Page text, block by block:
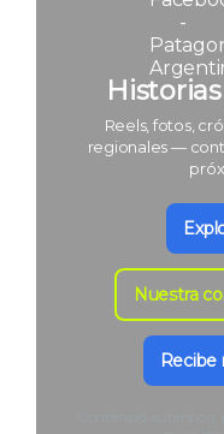
Reels, fotos,
regionales —
Nuestra